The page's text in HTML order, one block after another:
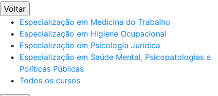
Voltar
Especialização em Medicina do Trabalho
Especialização em Higiene Ocupacional
Especialização em Psicologia Jurídica
Especialização em Saúde Mental, Psicopatologias e
Políticas Públicas
Todos os cursos